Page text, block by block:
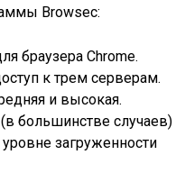
Browsec:
браузера Chrome.
к трем серверам.
и высокая.
большинстве случаев)
загруженности